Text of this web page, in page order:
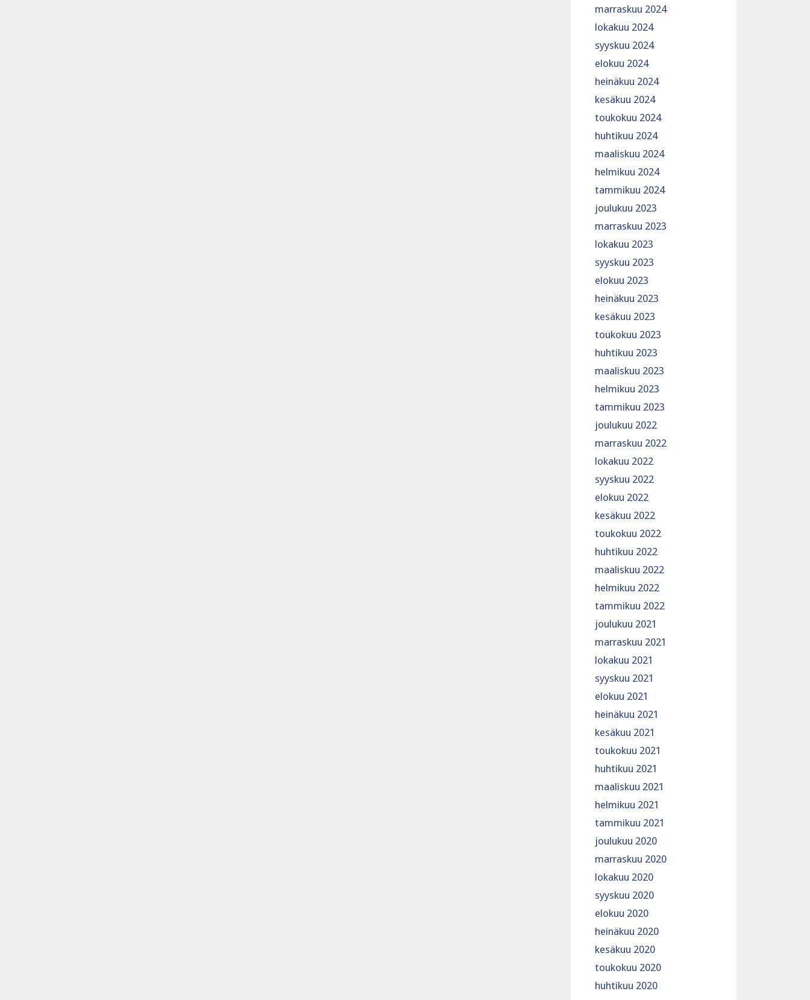
marraskuu 2024
lokakuu 2024
syyskuu 2024
elokuu 2024
heinäkuu 2024
kesäkuu 2024
toukokuu 2024
huhtikuu 2024
maaliskuu 2024
helmikuu 2024
tammikuu 2024
joulukuu 2023
marraskuu 2023
lokakuu 2023
syyskuu 2023
elokuu 2023
heinäkuu 2023
kesäkuu 2023
toukokuu 2023
huhtikuu 2023
maaliskuu 2023
helmikuu 2023
tammikuu 2023
joulukuu 2022
marraskuu 2022
lokakuu 2022
syyskuu 2022
elokuu 2022
kesäkuu 2022
toukokuu 2022
huhtikuu 2022
maaliskuu 2022
helmikuu 2022
tammikuu 2022
joulukuu 2021
marraskuu 2021
lokakuu 2021
syyskuu 2021
elokuu 2021
heinäkuu 2021
kesäkuu 2021
toukokuu 2021
huhtikuu 2021
maaliskuu 2021
helmikuu 2021
tammikuu 2021
joulukuu 2020
marraskuu 2020
lokakuu 2020
syyskuu 2020
elokuu 2020
heinäkuu 2020
kesäkuu 2020
toukokuu 2020
huhtikuu 2020